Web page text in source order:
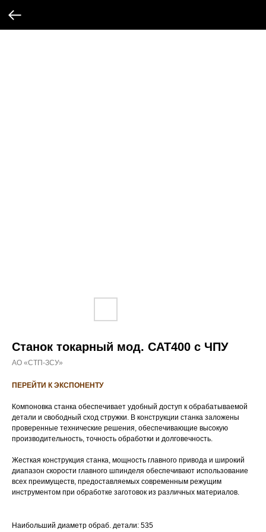
Станок токарный мод. САТ400 с ЧПУ
АО «СТП-ЗСУ»
ПЕРЕЙТИ К ЭКСПОНЕНТУ
Компоновка станка обеспечивает удобный доступ к обрабатываемой
детали и свободный сход стружки. В конструкции станка заложены
проверенные технические решения, обеспечивающие высокую
производительность, точность обработки и долговечность.
Жесткая конструкция станка, мощность главного привода и широкий
диапазон скорости главного шпинделя обеспечивают использование
всех преимуществ, предоставляемых современным режущим
инструментом при обработке заготовок из различных материалов.
Наибольший диаметр обраб. детали: 535